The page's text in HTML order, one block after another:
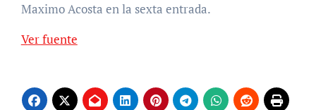
Maximo Acosta en la sexta entrada.
Ver fuente